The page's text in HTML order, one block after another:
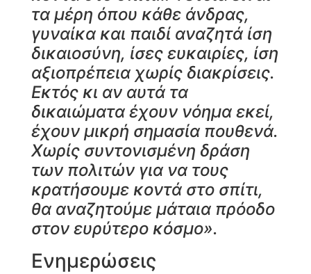
τα μέρη όπου κάθε άνδρας,
γυναίκα και παιδί αναζητά ίση
δικαιοσύνη, ίσες ευκαιρίες, ίση
αξιοπρέπεια χωρίς διακρίσεις.
Εκτός κι αν αυτά τα
δικαιώματα έχουν νόημα εκεί,
έχουν μικρή σημασία πουθενά.
Χωρίς συντονισμένη δράση
των πολιτών για να τους
κρατήσουμε κοντά στο σπίτι,
θα αναζητούμε μάταια πρόοδο
στον ευρύτερο κόσμο».
Ενημερώσεις